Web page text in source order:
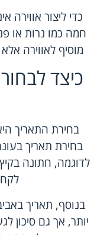
כדי ליצור
חמה כמו נרות או
מוסיף לאווירה
כיצד
בחירת התאריך
בחירת תאריך
לדוגמה, חתונה
בנוסף, תאריך
יותר, אך גם סיכון